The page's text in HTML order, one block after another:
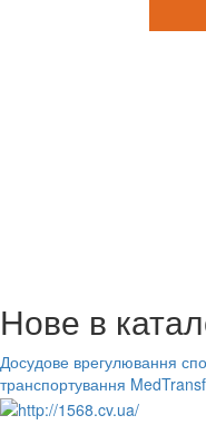
Нове в
Досудове врегулювання
транспортування